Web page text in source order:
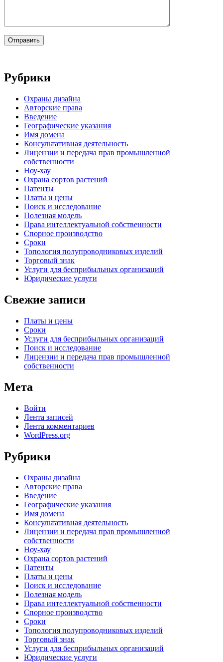
Рубрики
Oхраны дизайна
Авторские права
Введение
Географические указания
Имя домена
Консультативная деятельность
Лицензии и передача прав промышленной
собственности
Ноу-хау
Охрана сортов растений
Патенты
Платы и цены
Поиск и исследование
Полезная модель
Права интеллектуальной собственности
Спорное производство
Сроки
Топология полупроводниковых изделий
Торговый знак
Услуги для беcприбыльных организаций
Юридические услуги
Свежие записи
Платы и цены
Сроки
Услуги для беcприбыльных организаций
Поиск и исследование
Лицензии и передача прав промышленной
собственности
Мета
Войти
Лента записей
Лента комментариев
WordPress.org
Рубрики
Oхраны дизайна
Авторские права
Введение
Географические указания
Имя домена
Консультативная деятельность
Лицензии и передача прав промышленной
собственности
Ноу-хау
Охрана сортов растений
Патенты
Платы и цены
Поиск и исследование
Полезная модель
Права интеллектуальной собственности
Спорное производство
Сроки
Топология полупроводниковых изделий
Торговый знак
Услуги для беcприбыльных организаций
Юридические услуги